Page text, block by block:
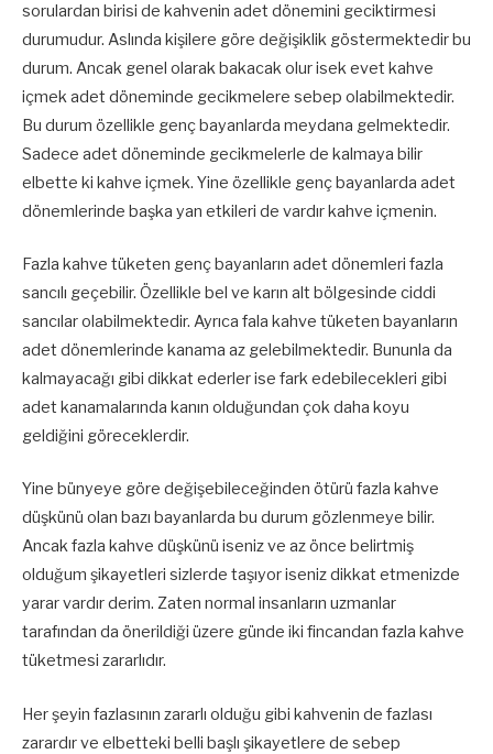
sorulardan birisi de kahvenin adet dönemini geciktirmesi
durumudur. Aslında kişilere göre değişiklik göstermektedir bu
durum. Ancak genel olarak bakacak olur isek evet kahve
içmek adet döneminde gecikmelere sebep olabilmektedir.
Bu durum özellikle genç bayanlarda meydana gelmektedir.
Sadece adet döneminde gecikmelerle de kalmaya bilir
elbette ki kahve içmek. Yine özellikle genç bayanlarda adet
dönemlerinde başka yan etkileri de vardır kahve içmenin.
Fazla kahve tüketen genç bayanların adet dönemleri fazla
sancılı geçebilir. Özellikle bel ve karın alt bölgesinde ciddi
sancılar olabilmektedir. Ayrıca fala kahve tüketen bayanların
adet dönemlerinde kanama az gelebilmektedir. Bununla da
kalmayacağı gibi dikkat ederler ise fark edebilecekleri gibi
adet kanamalarında kanın olduğundan çok daha koyu
geldiğini göreceklerdir.
Yine bünyeye göre değişebileceğinden ötürü fazla kahve
düşkünü olan bazı bayanlarda bu durum gözlenmeye bilir.
Ancak fazla kahve düşkünü iseniz ve az önce belirtmiş
olduğum şikayetleri sizlerde taşıyor iseniz dikkat etmenizde
yarar vardır derim. Zaten normal insanların uzmanlar
tarafından da önerildiği üzere günde iki fincandan fazla kahve
tüketmesi zararlıdır.
Her şeyin fazlasının zararlı olduğu gibi kahvenin de fazlası
zarardır ve elbetteki belli başlı şikayetlere de sebep